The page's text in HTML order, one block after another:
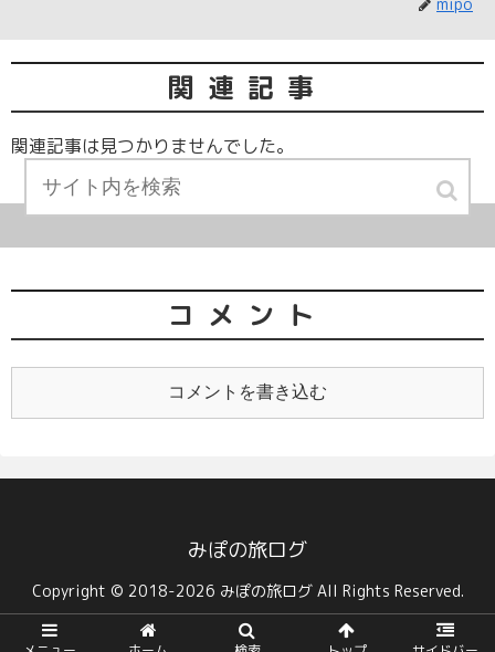
関連記事
関連記事は見つかりませんでした。
コメント
コメントを書き込む
みぽの旅ログ
Copyright © 2018-2026 みぽの旅ログ All Rights Reserved.